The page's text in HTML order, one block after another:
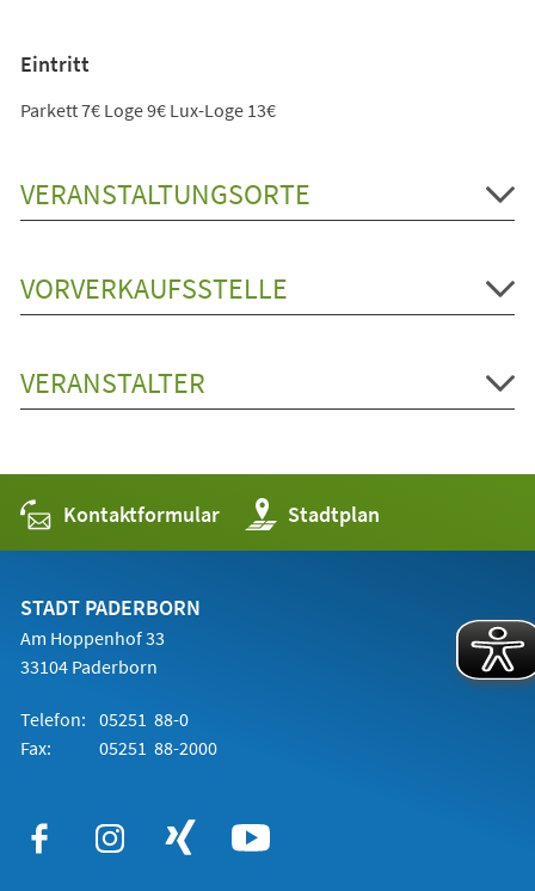
Eintritt
Parkett 7€ Loge 9€ Lux-Loge 13€
VERANSTALTUNGSORTE
VORVERKAUFSSTELLE
VERANSTALTER
Kontaktformular Stadtplan
(Öffnet
in
einem
STADT PADERBORN
Am Hoppenhof 33
33104 Paderborn
Telefon: 05251 88-0
Fax:
05251 88-2000